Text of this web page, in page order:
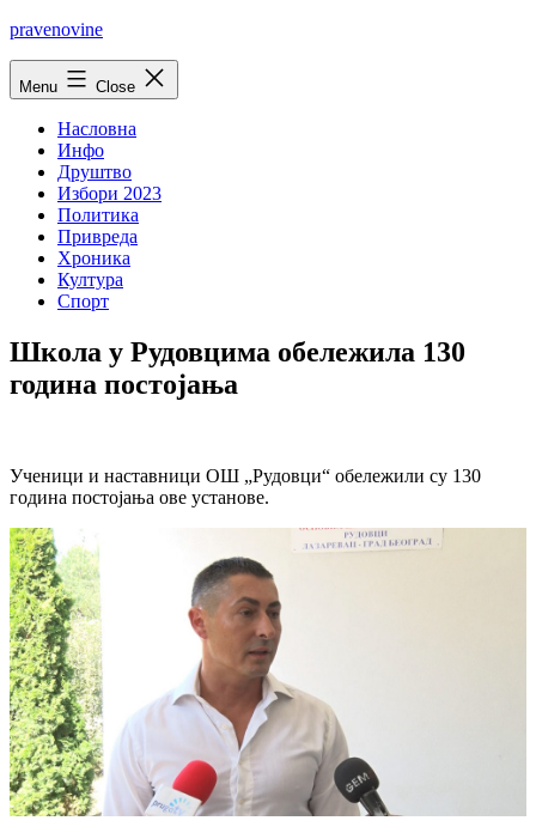
Skip
pravenovine
Menu Close
Насловна
Инфо
Друштво
Избори 2023
Политика
Привреда
Хроника
Култура
Спорт
Школа у Рудовцима обележила 130
година постојања
Ученици и наставници ОШ „Рудовци“ обележили су 130
година постојања ове установе.